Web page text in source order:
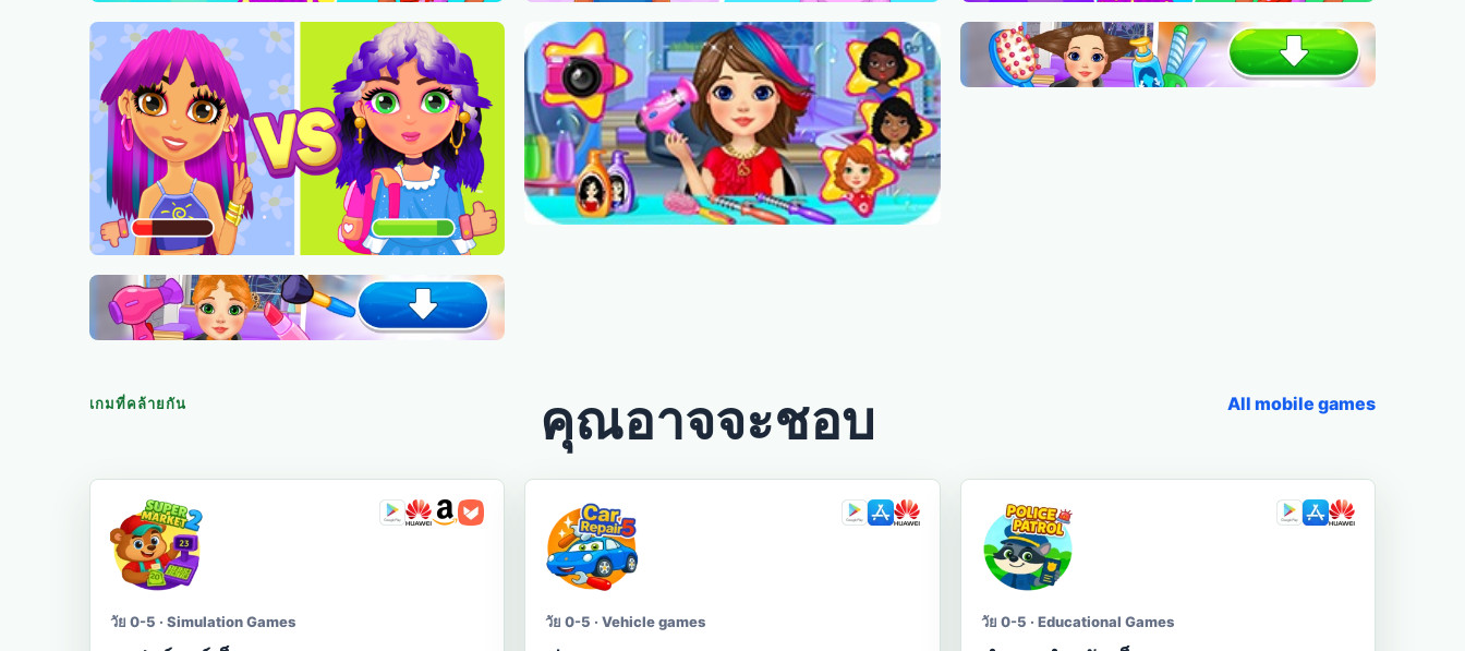
เกมที่คล้ายกัน คุณอาจจะชอบ All mobile games
วัย 0-5 · Simulation Games วัย 0-5 · Vehicle games วัย 0-5 · Educational Games